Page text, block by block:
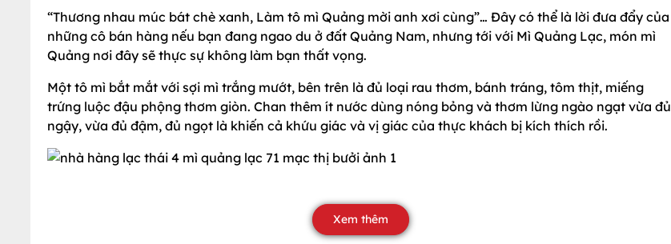
“Thương nhau múc bát chè xanh, Làm tô mì Quảng mời anh xơi cùng”… Đây có thể là lời đưa đẩy của
những cô bán hàng nếu bạn đang ngao du ở đất Quảng Nam, nhưng tới với Mì Quảng Lạc, món mì
Quảng nơi đây sẽ thực sự không làm bạn thất vọng.
Một tô mì bắt mắt với sợi mì trắng mướt, bên trên là đủ loại rau thơm, bánh tráng, tôm thịt, miếng
trứng luộc đậu phộng thơm giòn. Chan thêm ít nước dùng nóng bỏng và thơm lừng ngào ngạt vừa đủ
ngậy, vừa đủ đậm, đủ ngọt là khiến cả khứu giác và vị giác của thực khách bị kích thích rồi.
Xem thêm